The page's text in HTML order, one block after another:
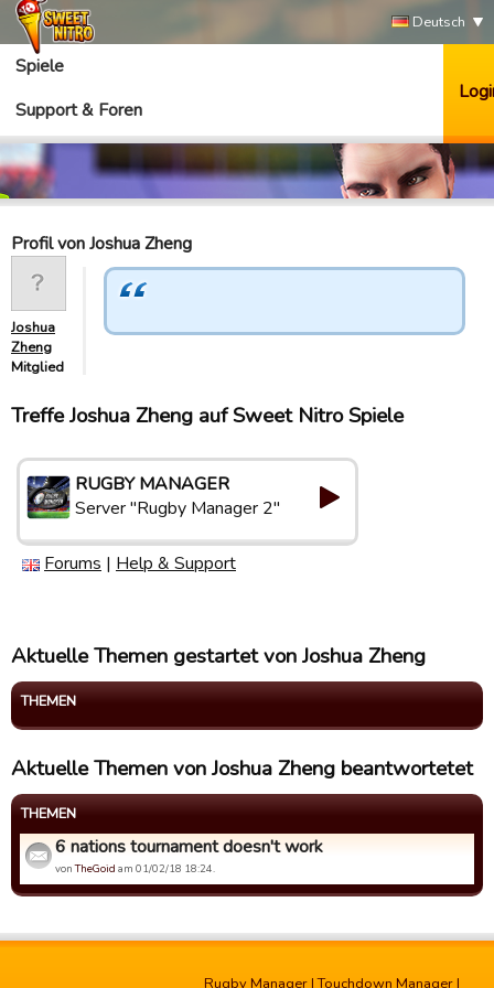
Deutsch
Spiele
Support & Foren
Profil von Joshua Zheng
Joshua
Zheng
Mitglied
Treffe Joshua Zheng auf Sweet Nitro Spiele
RUGBY MANAGER
Server "Rugby Manager 2"
Forums | Help & Support
Aktuelle Themen gestartet von Joshua Zheng
THEMEN
Aktuelle Themen von Joshua Zheng beantwortetet
THEMEN
6 nations tournament doesn't work
vonTheGoid am 01/02/18 18:24.
Rugby Manager |Touchdown Manager |